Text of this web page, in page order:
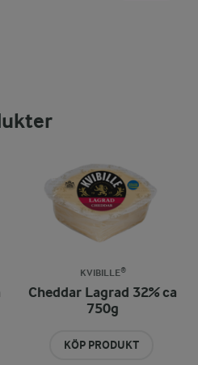
KVIBILLE®
Cheddar Lagrad 32% ca
750g
KÖP PRODUKT